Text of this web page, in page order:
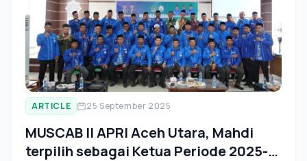
ARTICLE 25 September 2025
MUSCAB II APRI Aceh Utara, Mahdi
terpilih sebagai Ketua Periode 2025-